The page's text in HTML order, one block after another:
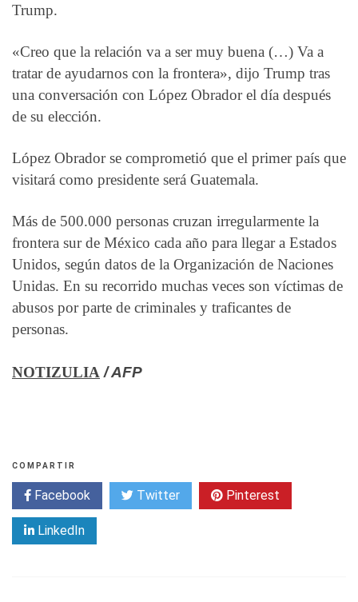
Trump.
«Creo que la relación va a ser muy buena (…) Va a
tratar de ayudarnos con la frontera», dijo Trump tras
una conversación con López Obrador el día después
de su elección.
López Obrador se comprometió que el primer país que
visitará como presidente será Guatemala.
Más de 500.000 personas cruzan irregularmente la
frontera sur de México cada año para llegar a Estados
Unidos, según datos de la Organización de Naciones
Unidas. En su recorrido muchas veces son víctimas de
abusos por parte de criminales y traficantes de
personas.
NOTIZULIA / AFP
COMPARTIR
Facebook Twitter Pinterest
LinkedIn